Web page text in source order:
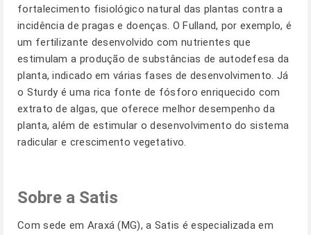
fortalecimento fisiológico natural das plantas contra a
incidência de pragas e doenças. O Fulland, por exemplo, é
um fertilizante desenvolvido com nutrientes que
estimulam a produção de substâncias de autodefesa da
planta, indicado em várias fases de desenvolvimento. Já
o Sturdy é uma rica fonte de fósforo enriquecido com
extrato de algas, que oferece melhor desempenho da
planta, além de estimular o desenvolvimento do sistema
radicular e crescimento vegetativo.
Sobre a Satis
Com sede em Araxá (MG), a Satis é especializada em